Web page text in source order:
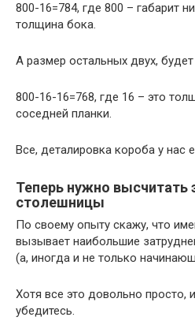
800-16=784, где 800 – габарит
толщина бока.
А размер остальных двух, будет
800-16-16=768, где 16 – это
соседней планки.
Все, деталировка короба у нас
Теперь нужно высчитать
столешницы
По своему опыту скажу, что
вызывает наибольшие
(а, иногда и не только
Хотя все это довольно просто,
убедитесь.